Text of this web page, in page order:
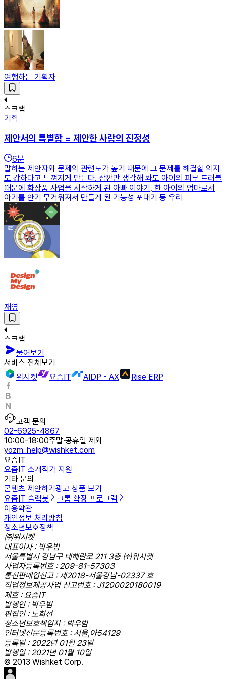
여행하는 기획자
스크랩
기획
제안서의 특별함 = 제안한 사람의 진정성
6분
말하는 제안자와 문제의 관련도가 높기 때문에 그 문제를 해결할 의지
도 강하다고 느껴지게 만든다. 잠깐만 생각해 봐도 아이의 피부 트러블
때문에 화장품 사업을 시작하게 된 아빠 이야기, 한 아이의 엄마로서
아기를 안기 무거워져서 만들게 된 기능성 포대기 등 우리
재영
스크랩
물어보기
서비스 전체보기
위시켓
요즘IT AIDP - AX Rise ERP
고객 문의
02-6925-4867
10:00-18:00주말·공휴일 제외
yozm_help@wishket.com
요즘IT
요즘IT 소개작가 지원
기타 문의
콘텐츠 제안하기 광고 상품 보기
요즘IT 슬랙봇
크롬 확장 프로그램
이용약관
개인정보 처리방침
청소년보호정책
㈜위시켓
대표이사 : 박우범
서울특별시 강남구 테헤란로 211 3층 ㈜위시켓
사업자등록번호 : 209-81-57303
통신판매업신고 : 제2018-서울강남-02337 호
직업정보제공사업 신고번호 : J1200020180019
제호 : 요즘IT
발행인 : 박우범
편집인 : 노희선
청소년보호책임자 : 박우범
인터넷신문등록번호 : 서울,아54129
등록일 : 2022년 01월 23일
발행일 : 2021년 01월 10일
© 2013 Wishket Corp.